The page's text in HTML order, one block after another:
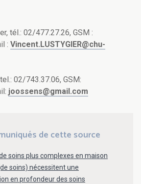
tél.: 02/477.27.26, GSM :
: Vincent.LUSTYGIER@chu-
02/743.37.06, GSM:
joossens@gmail.com
de cette source
de soins plus complexes en maison
soins) nécessitent une
en profondeur des soins